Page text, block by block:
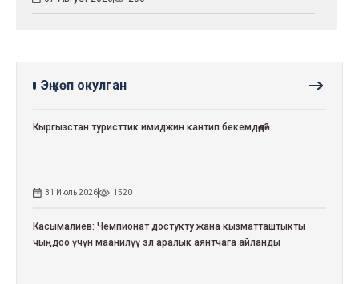
Эң көп окулган
Кыргызстан туристтик имиджин кантип бекемдөөдө?
31 Июль 2026 1520
Касымалиев: Чемпионат достукту жана кызматташтыкты
чыңдоо үчүн маанилүү эл аралык аянтчага айланды